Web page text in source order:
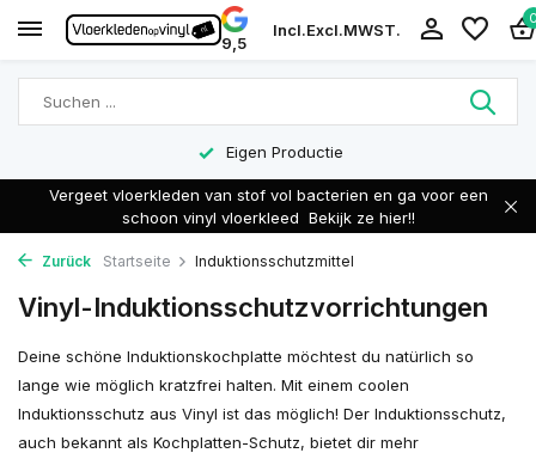
9,5
Incl.Excl.MWST.
Eigen Productie
Vergeet vloerkleden van stof vol bacterien en ga voor een
schoon vinyl vloerkleed Bekijk ze hier!!
Zurück Startseite Induktionsschutzmittel
Vinyl-Induktionsschutzvorrichtungen
Deine schöne Induktionskochplatte möchtest du natürlich so
lange wie möglich kratzfrei halten. Mit einem coolen
Induktionsschutz aus Vinyl ist das möglich! Der Induktionsschutz,
auch bekannt als Kochplatten-Schutz, bietet dir mehr